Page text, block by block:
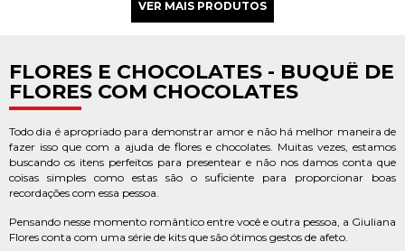
FLORES E CHOCOLATES - BUQUÊ DE
FLORES COM CHOCOLATES
Todo dia é apropriado para demonstrar amor e não há melhor maneira de
fazer isso que com a ajuda de flores e chocolates. Muitas vezes, estamos
buscando os itens perfeitos para presentear e não nos damos conta que
coisas simples como estas são o suficiente para proporcionar boas
recordações com essa pessoa.
Pensando nesse momento romântico entre você e outra pessoa, a Giuliana
Flores conta com uma série de kits que são ótimos gestos de afeto.